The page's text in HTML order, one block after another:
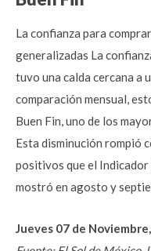
La confianza para
generalizadas La
tuvo una calda cercana a
comparación mensual,
Buen Fin, uno de los
Esta disminución rompió
positivos que el Indicador
mostró en agosto y
Jueves 07 de